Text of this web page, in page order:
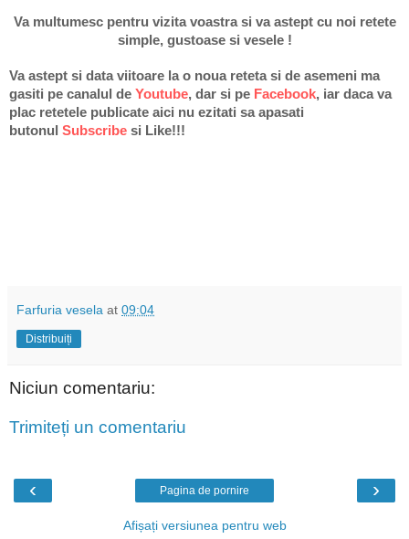
Va multumesc pentru vizita voastra si va astept cu noi retete
simple, gustoase si vesele !
Va astept si data viitoare la o noua reteta si de asemeni ma
gasiti pe canalul de Youtube, dar si pe Facebook, iar daca va
plac retetele publicate aici nu ezitati sa apasati
butonul Subscribe si Like!!!
Farfuria vesela at 09:04
Distribuiți
Niciun comentariu:
Trimiteți un comentariu
‹ ›
Pagina de pornire
Afișați versiunea pentru web